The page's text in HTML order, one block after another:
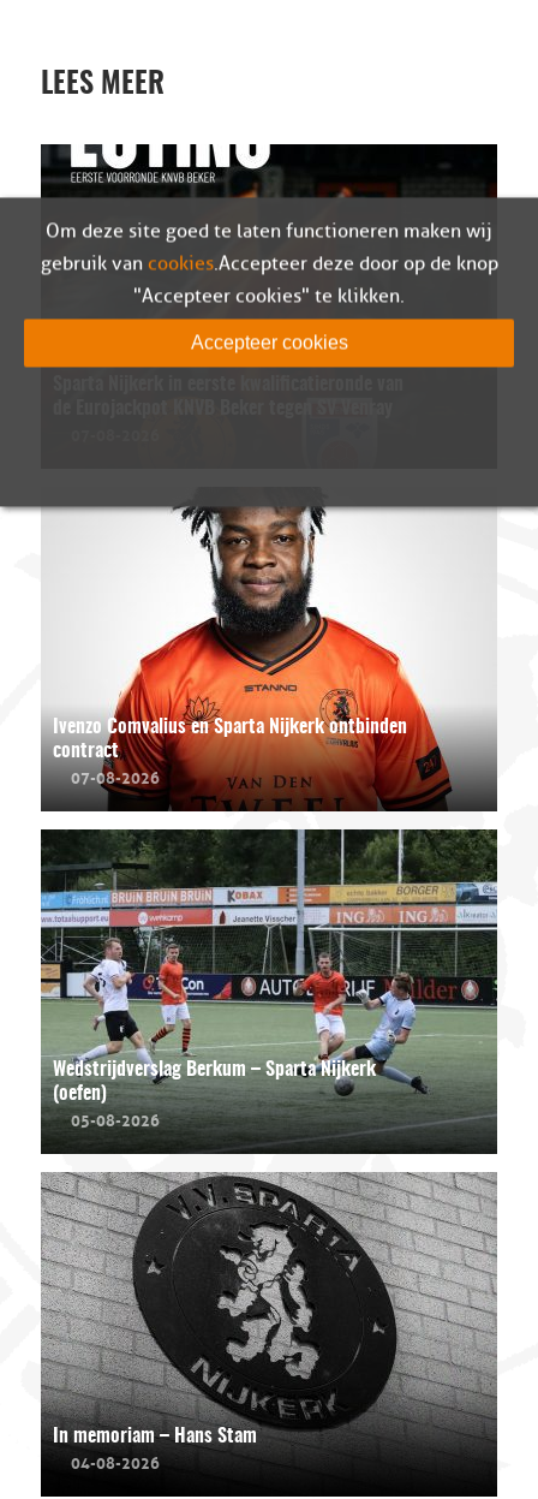
LEES MEER
Ivenzo Comvalius en Sparta Nijkerk ontbinden
contract
07-08-2026
Wedstrijdverslag Berkum – Sparta Nijkerk
(oefen)
05-08-2026
In memoriam – Hans Stam
04-08-2026
Om deze site goed te laten functioneren maken wij
gebruik van cookies. Accepteer deze door op de knop
"Accepteer cookies" te klikken.
Accepteer cookies